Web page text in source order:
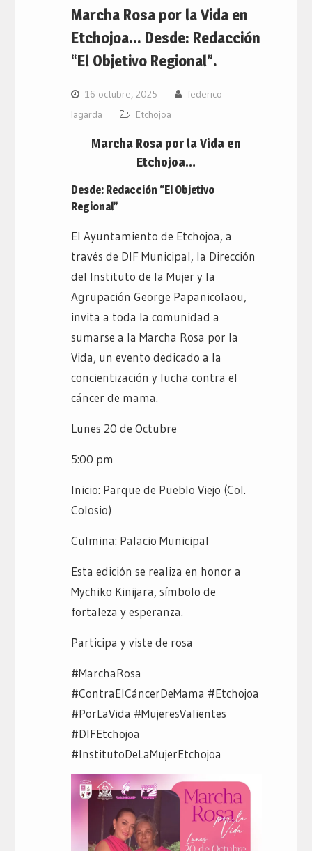
Marcha Rosa por la Vida en
Etchojoa… Desde: Redacción
“El Objetivo Regional”.
16 octubre, 2025
federico
lagarda
Etchojoa
Marcha Rosa por la Vida en
Etchojoa…
Desde: Redacción “El Objetivo
Regional”
El Ayuntamiento de Etchojoa, a
través de DIF Municipal, la Dirección
del Instituto de la Mujer y la
Agrupación George Papanicolaou,
invita a toda la comunidad a
sumarse a la Marcha Rosa por la
Vida, un evento dedicado a la
concientización y lucha contra el
cáncer de mama.
Lunes 20 de Octubre
5:00 pm
Inicio: Parque de Pueblo Viejo (Col.
Colosio)
Culmina: Palacio Municipal
Esta edición se realiza en honor a
Mychiko Kinijara, símbolo de
fortaleza y esperanza.
Participa y viste de rosa
#MarchaRosa
#ContraElCáncerDeMama #Etchojoa
#PorLaVida #MujeresValientes
#DIFEtchojoa
#InstitutoDeLaMujerEtchojoa